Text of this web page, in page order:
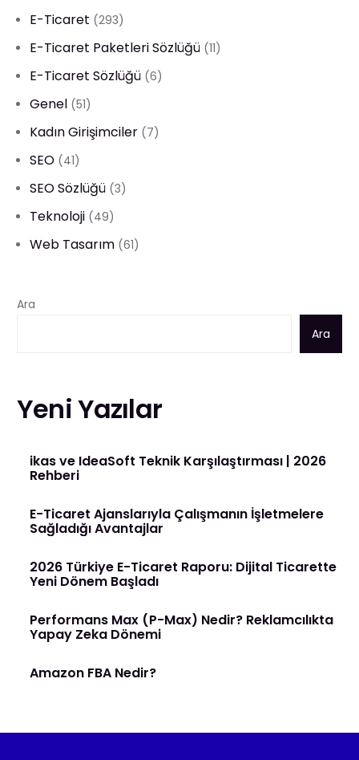
E-Ticaret (293)
E-Ticaret Paketleri Sözlüğü (11)
E-Ticaret Sözlüğü (6)
Genel (51)
Kadın Girişimciler (7)
SEO (41)
SEO Sözlüğü (3)
Teknoloji (49)
Web Tasarım (61)
Ara
Ara
Yeni Yazılar
ikas ve IdeaSoft Teknik Karşılaştırması | 2026
Rehberi
E-Ticaret Ajanslarıyla Çalışmanın İşletmelere
Sağladığı Avantajlar
2026 Türkiye E-Ticaret Raporu: Dijital Ticarette
Yeni Dönem Başladı
Performans Max (P-Max) Nedir? Reklamcılıkta
Yapay Zeka Dönemi
Amazon FBA Nedir?